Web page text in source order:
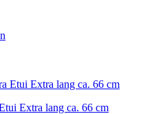
Extra lang ca. 66 cm